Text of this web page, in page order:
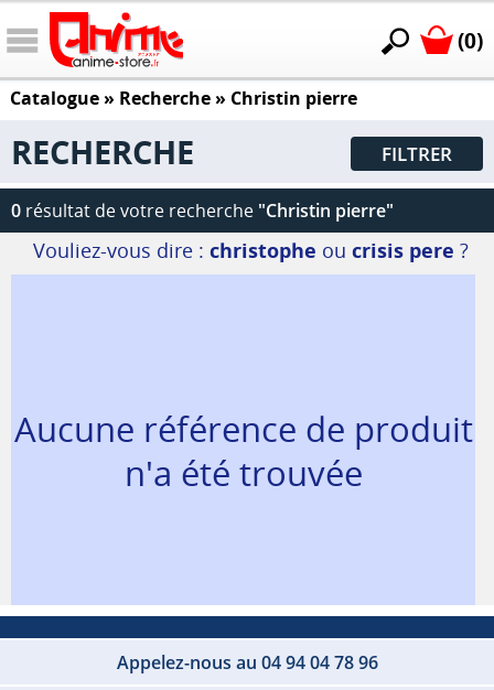
(0)
Catalogue» Recherche » Christin pierre
RECHERCHE FILTRER
0 résultat de votre recherche "Christin pierre"
Vouliez-vous dire : christophe ou crisis pere ?
Aucune référence de produit
n'a été trouvée
Appelez-nous au 04 94 04 78 96